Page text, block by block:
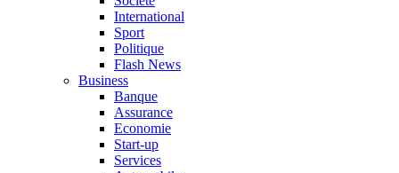
International
Sport
Politique
Flash News
Business
Banque
Assurance
Economie
Start-up
Services